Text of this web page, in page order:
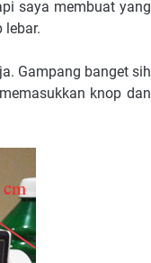
saya membuat yang
lebar.
Gampang banget sih
knop dan